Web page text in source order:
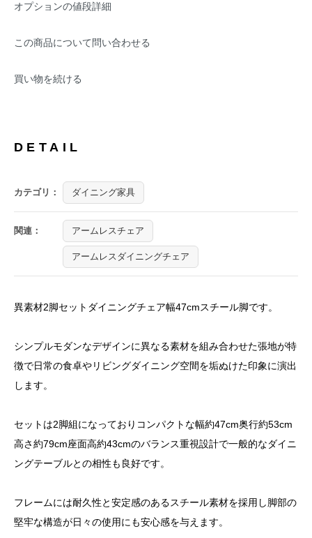
オプションの値段詳細
この商品について問い合わせる
買い物を続ける
DETAIL
カテゴリ： ダイニング家具
関連： アームレスチェア
アームレスダイニングチェア
異素材2脚セットダイニングチェア幅47cmスチール脚です。
シンプルモダンなデザインに異なる素材を組み合わせた張地が特
徴で日常の食卓やリビングダイニング空間を垢ぬけた印象に演出
します。
セットは2脚組になっておりコンパクトな幅約47cm奥行約53cm
高さ約79cm座面高約43cmのバランス重視設計で一般的なダイニ
ングテーブルとの相性も良好です。
フレームには耐久性と安定感のあるスチール素材を採用し脚部の
堅牢な構造が日々の使用にも安心感を与えます。